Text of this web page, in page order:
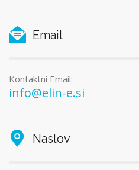
Email
Kontaktni Email:
info@elin-e.si
Naslov